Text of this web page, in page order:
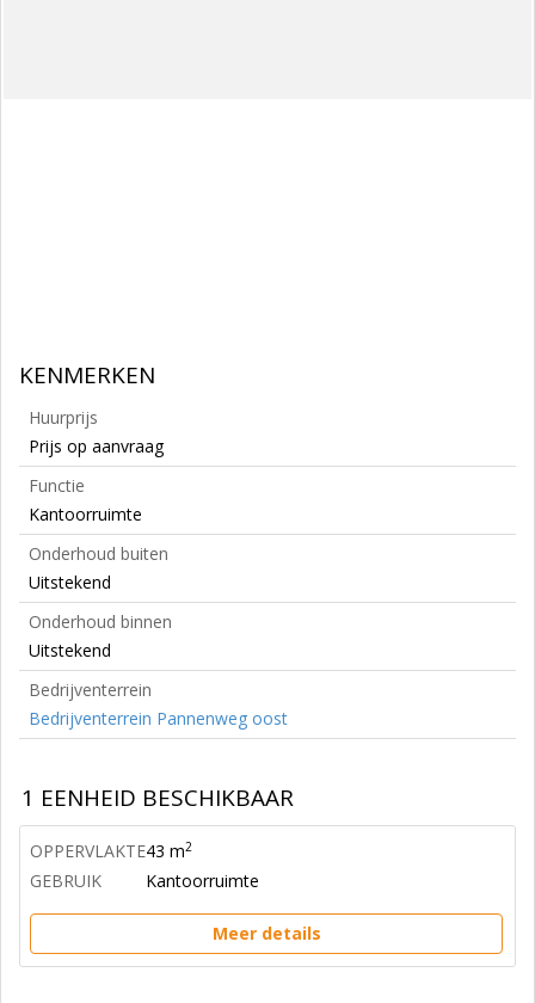
KENMERKEN
Huurprijs
Prijs op aanvraag
Functie
Kantoorruimte
Onderhoud buiten
Uitstekend
Onderhoud binnen
Uitstekend
Bedrijventerrein
Bedrijventerrein Pannenweg oost
1 EENHEID BESCHIKBAAR
OPPERVLAKTE43 m2
GEBRUIK Kantoorruimte
Meer details